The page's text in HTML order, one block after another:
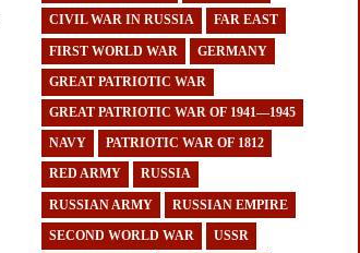
CIVIL WAR IN RUSSIA FAR EAST
FIRST WORLD WAR GERMANY
GREAT PATRIOTIC WAR
GREAT PATRIOTIC WAR OF 1941—1945
NAVY PATRIOTIC WAR OF 1812
RED ARMY RUSSIA
RUSSIAN ARMY RUSSIAN EMPIRE
SECOND WORLD WAR USSR